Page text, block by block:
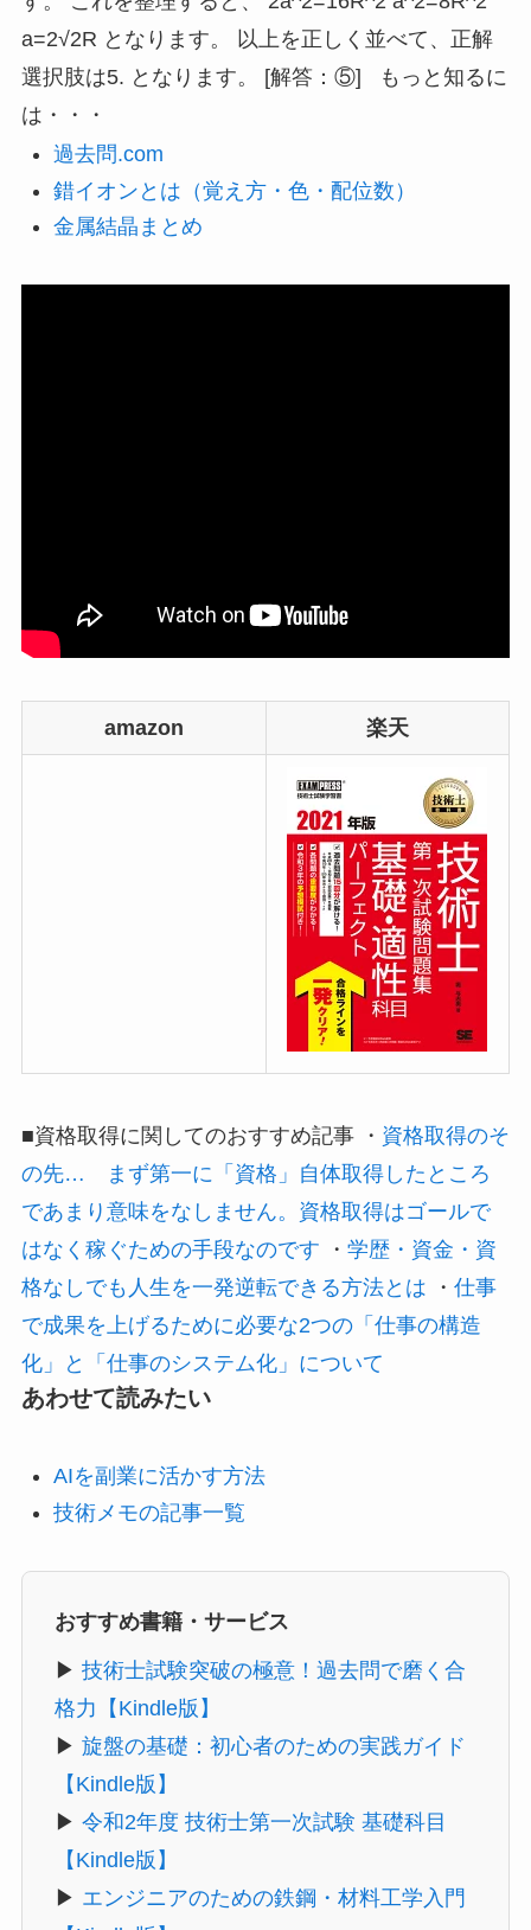
a=2√2R となります。 以上を正しく並べて、正解
選択肢は5. となります。 [解答：⑤] もっと知るに
は・・・
過去問.com
錯イオンとは（覚え方・色・配位数）
金属結晶まとめ
amazon 楽天
■資格取得に関してのおすすめ記事 ・ 資格取得のそ
の先… まず第一に「資格」自体取得したところ
であまり意味をなしません。資格取得はゴールで
はなく稼ぐための手段なのです
・ 学歴・資金・資
格なしでも人生を一発逆転できる方法とは
・ 仕事
で成果を上げるために必要な2つの「仕事の構造
化」と「仕事のシステム化」について
あわせて読みたい
AIを副業に活かす方法
技術メモの記事一覧
おすすめ書籍・サービス
▶ 技術士試験突破の極意！過去問で磨く合
格力【Kindle版】
▶ 旋盤の基礎：初心者のための実践ガイド
【Kindle版】
▶ 令和2年度 技術士第一次試験 基礎科目
【Kindle版】
▶ エンジニアのための鉄鋼・材料工学入門